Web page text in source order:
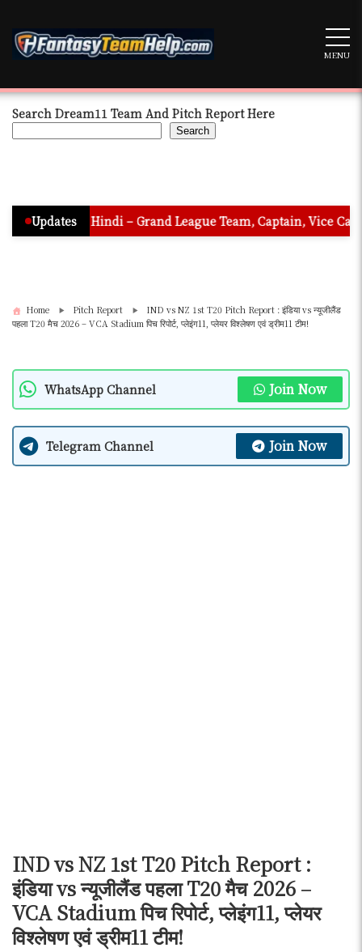
content
MENU
Search Dream11 Team And Pitch Report Here
Search
Updates
In Hindi – Grand League Team, Captain, Vice Captain &
Home Pitch Report
IND vs NZ 1st T20 Pitch Report : इंडिया vs न्यूजीलैंड
पहला T20 मैच 2026 – VCA Stadium पिच रिपोर्ट, प्लेइंग11, प्लेयर विश्लेषण एवं ड्रीम11 टीम!
WhatsApp Channel Join Now
Telegram Channel Join Now
IND vs NZ 1st T20 Pitch Report :
इंडिया vs न्यूजीलैंड पहला T20 मैच 2026 –
VCA Stadium पिच रिपोर्ट, प्लेइंग11, प्लेयर
विश्लेषण एवं ड्रीम11 टीम!